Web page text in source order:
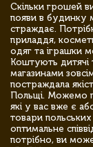
Скільки грошей
появи в будинку
страждає.
приладдя,
одяг та іграшки
Коштують дитячі
магазинами
постраждала
Польщі. Можемо
які у вас вже є
товари
оптимальне
потрібно, ви